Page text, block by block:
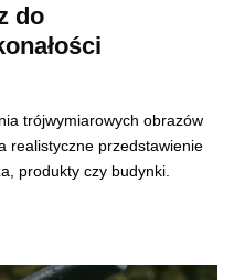
do
trójwymiarowych obrazów
realistyczne przedstawienie
produkty czy budynki.